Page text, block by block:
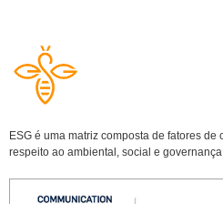
ESG é uma matriz composta de fatores
respeito ao ambiental, social e governança